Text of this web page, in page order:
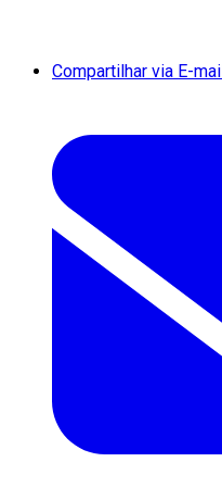
Compartilhar via E-mail